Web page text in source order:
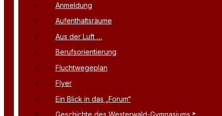
Anmeldung
Aufenthaltsräume
Aus der Luft …
Berufsorientierung
Fluchtwegeplan
Flyer
Ein Blick in das „Forum“